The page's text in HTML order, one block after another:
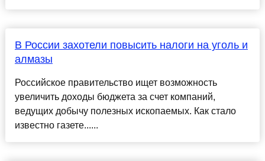
В России захотели повысить налоги на уголь и
алмазы
Российское правительство ищет возможность
увеличить доходы бюджета за счет компаний,
ведущих добычу полезных ископаемых. Как стало
известно газете......